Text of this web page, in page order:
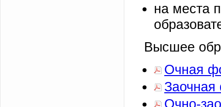
на места
Высшее
Очная
Очно-